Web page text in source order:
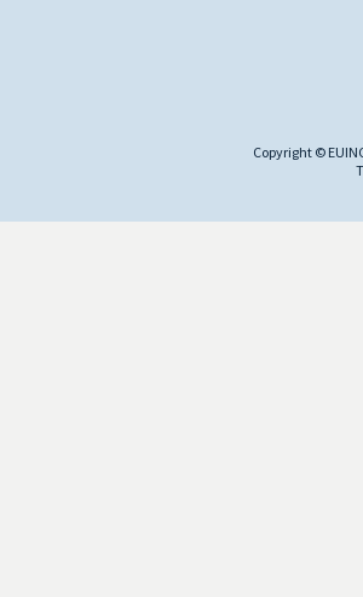
Copyright ©